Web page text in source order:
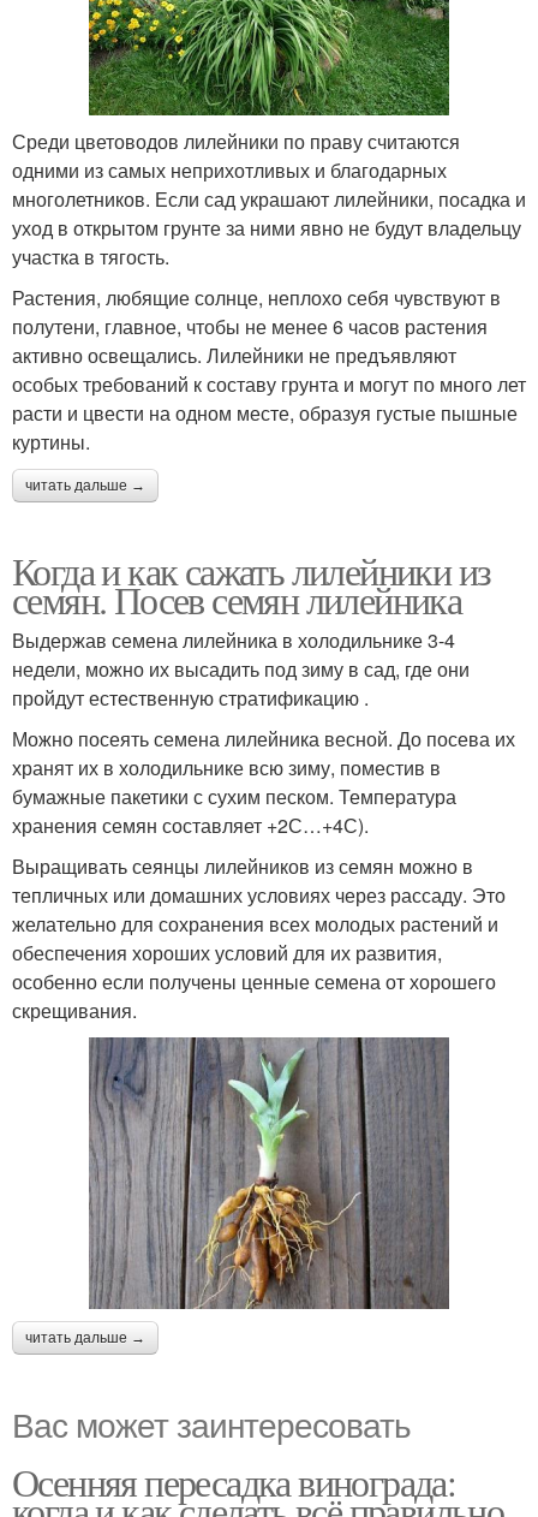
Среди цветоводов лилейники по праву считаются
одними из самых неприхотливых и благодарных
многолетников. Если сад украшают лилейники, посадка и
уход в открытом грунте за ними явно не будут владельцу
участка в тягость.
Растения, любящие солнце, неплохо себя чувствуют в
полутени, главное, чтобы не менее 6 часов растения
активно освещались. Лилейники не предъявляют
особых требований к составу грунта и могут по много лет
расти и цвести на одном месте, образуя густые пышные
куртины.
читать дальше →
Когда и как сажать лилейники из
семян. Посев семян лилейника
Выдержав семена лилейника в холодильнике 3-4
недели, можно их высадить под зиму в сад, где они
пройдут естественную стратификацию .
Можно посеять семена лилейника весной. До посева их
хранят их в холодильнике всю зиму, поместив в
бумажные пакетики с сухим песком. Температура
хранения семян составляет +2С…+4С).
Выращивать сеянцы лилейников из семян можно в
тепличных или домашних условиях через рассаду. Это
желательно для сохранения всех молодых растений и
обеспечения хороших условий для их развития,
особенно если получены ценные семена от хорошего
скрещивания.
читать дальше →
Вас может заинтересовать
Осенняя пересадка винограда: